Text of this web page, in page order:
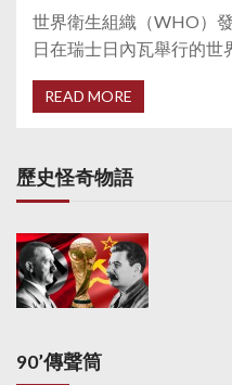
世界衛生組織（WHO）
日在瑞士日內瓦舉行的世
READ MORE
歷史怪奇物語
90’傳聲筒